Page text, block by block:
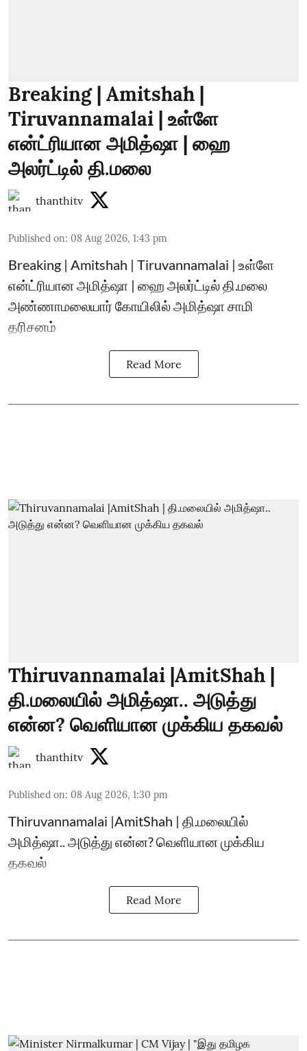
Breaking | Amitshah |
Tiruvannamalai | உள்ளே
என்ட்ரியான அமித்ஷா | ஹை
அலர்ட்டில் தி.மலை
thanthitv
Published on: 08 Aug 2026, 1:43 pm
Breaking | Amitshah | Tiruvannamalai | உள்ளே
என்ட்ரியான அமித்ஷா | ஹை அலர்ட்டில் தி.மலை
அண்ணாமலையார் கோயிலில் அமித்ஷா சாமி
தரிசனம்
Read More
Thiruvannamalai |AmitShah |
தி.மலையில் அமித்ஷா.. அடுத்து
என்ன? வெளியான முக்கிய தகவல்
thanthitv
Published on: 08 Aug 2026, 1:30 pm
Thiruvannamalai |AmitShah | தி.மலையில்
அமித்ஷா.. அடுத்து என்ன? வெளியான முக்கிய
தகவல்
Read More